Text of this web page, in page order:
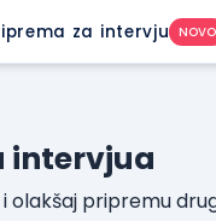
za intervju NOVO
intervjua
olakšaj pripremu